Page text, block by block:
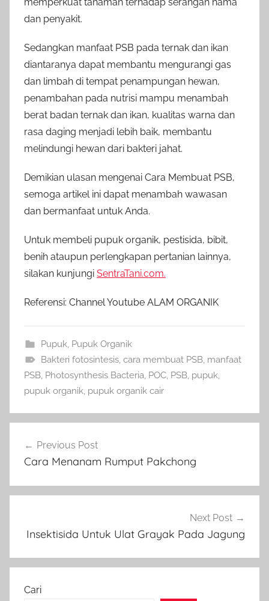
dan penyakit.
Sedangkan manfaat PSB pada ternak dan ikan
diantaranya dapat membantu mengurangi gas
dan limbah di tempat penampungan hewan,
penambahan pada nutrisi mampu menambah
berat badan ternak dan ikan, kualitas warna dan
rasa daging menjadi lebih baik, membantu
melindungi hewan dari bakteri jahat.
Demikian ulasan mengenai Cara Membuat PSB,
semoga artikel ini dapat menambah wawasan
dan bermanfaat untuk Anda.
Untuk membeli pupuk organik, pestisida, bibit,
benih ataupun perlengkapan pertanian lainnya,
silakan kunjungi SentraTani.com.
Referensi: Channel Youtube ALAM ORGANIK
Pupuk, Pupuk Organik
Bakteri fotosintesis, cara membuat PSB, manfaat
PSB, Photosynthesis Bacteria, POC, PSB, pupuk,
pupuk organik, pupuk organik cair
pos
Previous Post
Cara Menanam Rumput Pakchong
Next Post
Insektisida Untuk Ulat Grayak Pada Jagung
Cari